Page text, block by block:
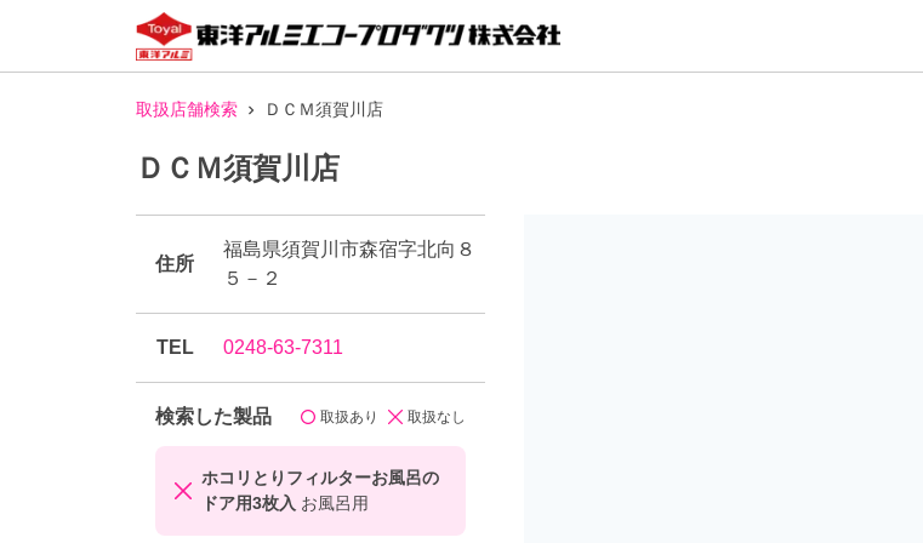
取扱店舗検索 ＤＣＭ須賀川店
ＤＣＭ須賀川店
住所
福島県須賀川市森宿字北向８
５－２
TEL 0248-63-7311
検索した製品 取扱あり 取扱なし
ホコリとりフィルターお風呂の
ドア用3枚入 お風呂用